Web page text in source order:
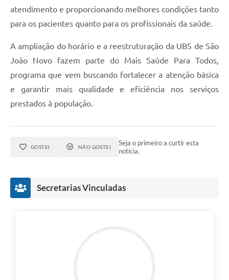
Secretaria de Saúde
2ª Via de Tributos
FAQ - Perguntas frequentes
Contato
atendimento e proporcionando melhores condições tanto
para os pacientes quanto para os profissionais da saúde.
A ampliação do horário e a reestruturação da UBS de São
João Novo fazem parte do Mais Saúde Para Todos,
programa que vem buscando fortalecer a atenção básica
e garantir mais qualidade e eficiência nos serviços
prestados à população.
GOSTEI NÃO GOSTEI
Seja o primeiro a curtir esta
notícia.
Secretarias Vinculadas